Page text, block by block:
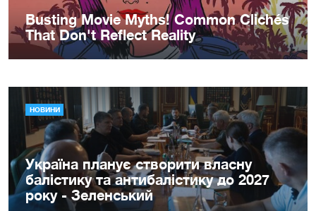
НОВИНИ
Україна планує створити власну
балістику та антибалістику до 2027
року - Зеленський